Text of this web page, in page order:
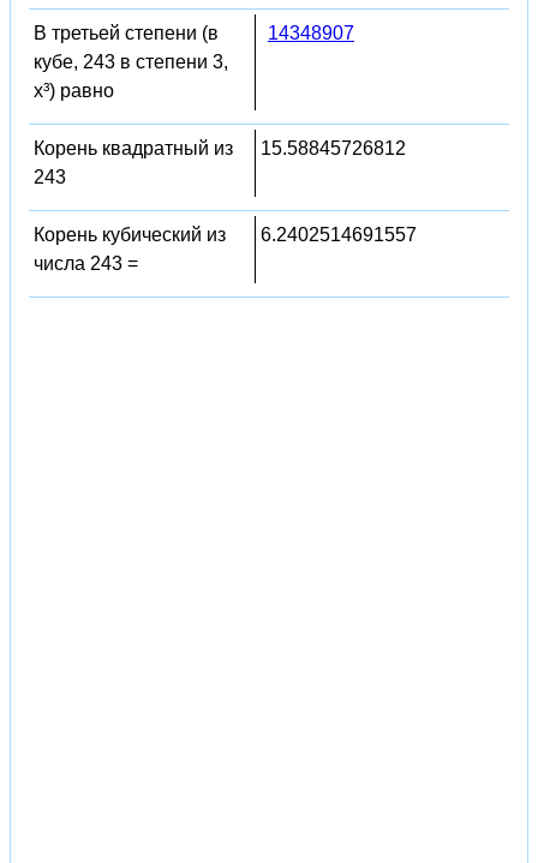
В третьей степени (в
кубе, 243 в степени 3,
x³) равно
14348907
Корень квадратный из
243
15.58845726812
Корень кубический из
числа 243 =
6.2402514691557